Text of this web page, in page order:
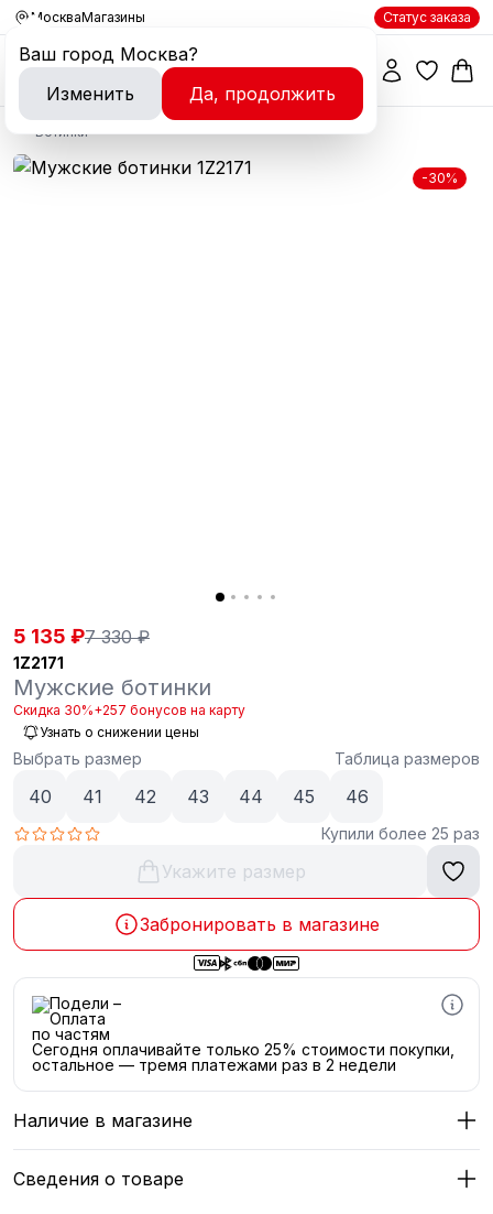
Москва
Ваш город Москва?
Изменить
Да, продолжить
Магазины Статус заказа
Ботинки
-30%
5 135 ₽7 330 ₽
1Z2171
Мужские ботинки
Скидка 30%+257 бонусов на карту
Узнать о снижении цены
Выбрать размер Таблица размеров
40 41 42 43 44 45 46
Купили более 25 раз
Укажите размер
Забронировать в магазине
Сегодня оплачивайте только 25% стоимости покупки,
остальное — тремя платежами раз в 2 недели
Наличие в магазине
Сведения о товаре